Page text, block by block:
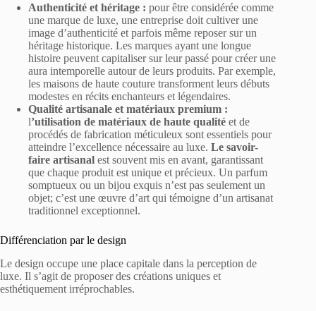
Authenticité et héritage : pour être considérée comme
une marque de luxe, une entreprise doit cultiver une
image d’authenticité et parfois même reposer sur un
héritage historique. Les marques ayant une longue
histoire peuvent capitaliser sur leur passé pour créer une
aura intemporelle autour de leurs produits. Par exemple,
les maisons de haute couture transforment leurs débuts
modestes en récits enchanteurs et légendaires.
Qualité artisanale et matériaux premium :
l’utilisation de matériaux de haute qualité et de
procédés de fabrication méticuleux sont essentiels pour
atteindre l’excellence nécessaire au luxe. Le savoir-
faire artisanal est souvent mis en avant, garantissant
que chaque produit est unique et précieux. Un parfum
somptueux ou un bijou exquis n’est pas seulement un
objet; c’est une œuvre d’art qui témoigne d’un artisanat
traditionnel exceptionnel.
Différenciation par le design
Le design occupe une place capitale dans la perception de
luxe. Il s’agit de proposer des créations uniques et
esthétiquement irréprochables.